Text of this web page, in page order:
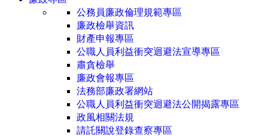
公務員廉政倫理規範專區
廉政檢舉資訊
財產申報專區
公職人員利益衝突迴避法宣導專區
肅貪檢舉
廉政會報專區
法務部廉政署網站
公職人員利益衝突迴避法公開揭露專區
政風相關法規
請託關說登錄查察專區